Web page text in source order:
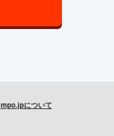
mpo.jpについて